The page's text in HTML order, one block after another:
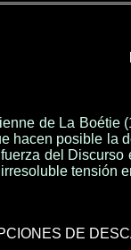
de La Boétie
hacen posible la
fuerza del
irresoluble tensión
DE